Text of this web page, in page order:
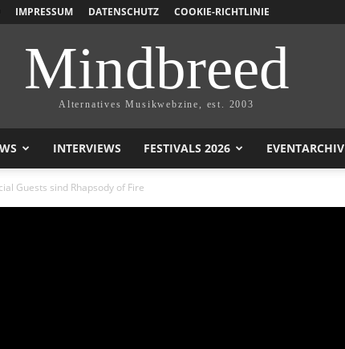
IMPRESSUM DATENSCHUTZ COOKIE-RICHTLINIE
Mindbreed
Alternatives Musikwebzine, est. 2003
INTERVIEWS FESTIVALS 2026 EVENTARCHIV
Guests sind Rhapsody of Fire